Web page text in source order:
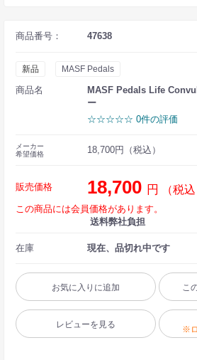
商品番号： 47638
新品 MASF Pedals
商品名
MASF Pedals Life
ー
☆☆☆☆☆ 0件の評価
メーカー
希望価格
18,700円（税込）
販売価格 18,700 円 （税込
この商品には会員価格があります。
送料弊社負担
在庫 現在、品切れ中です
お気に入りに追加 こ
レビューを見る
※